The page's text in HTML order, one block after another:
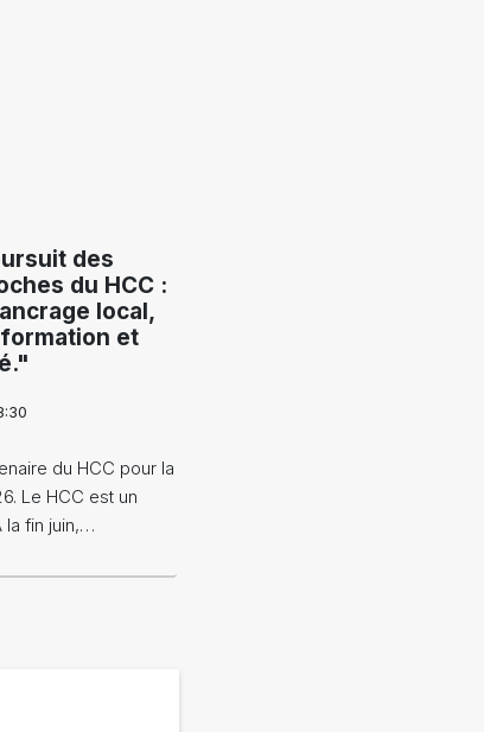
des
du HCC :
local,
et
du HCC pour la
Le HCC est un
la fin juin,…